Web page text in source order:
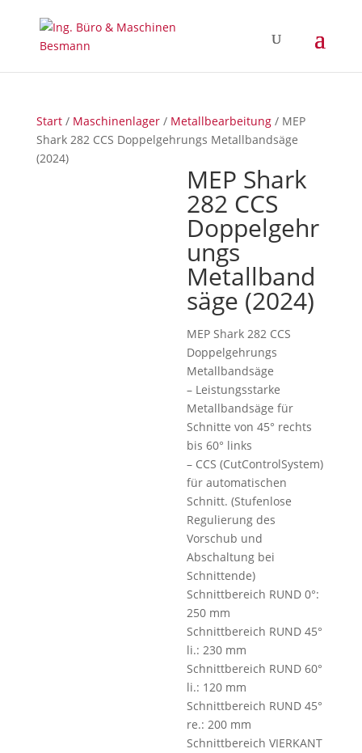
Start/ Maschinenlager/ Metallbearbeitung/ MEP
Shark 282 CCS Doppelgehrungs Metallbandsäge
(2024)
MEP Shark
282 CCS
Doppelgehr
ungs
Metallband
säge (2024)
MEP Shark 282 CCS
Doppelgehrungs
Metallbandsäge
– Leistungsstarke
Metallbandsäge für
Schnitte von 45° rechts
bis 60° links
– CCS (CutControlSystem)
für automatischen
Schnitt. (Stufenlose
Regulierung des
Vorschub und
Abschaltung bei
Schnittende)
Schnittbereich RUND 0°:
250 mm
Schnittbereich RUND 45°
li.: 230 mm
Schnittbereich RUND 60°
li.: 120 mm
Schnittbereich RUND 45°
re.: 200 mm
Schnittbereich VIERKANT